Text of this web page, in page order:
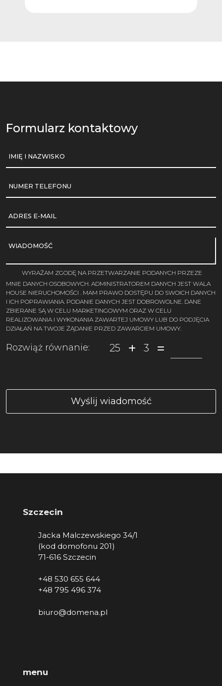
Formularz kontaktowy
IMIĘ I NAZWISKO
NUMER TELEFONU
ADRES E-MAIL
WIADOMOŚĆ
WYRAŻAM ZGODĘ NA PRZETWARZANIE PODANYCH PRZEZE
MNIE DANYCH OSOBOWYCH. ADMINISTRATOREM DANYCH JEST WALA
HOUSE NIERUCHOMOŚCI . MAM PRAWO DOSTĘPU DO SWOICH DANYCH
I ICH POPRAWIANIA. PODANIE DANYCH JEST DOBROWOLNE. DANE
ZBIERANE SĄ W CELU MARKETINGOWYM ORAZ W CELU
REALIZOWANIA I WYKONANIA ZAWARTEJ UMOWY LUB DO PODJĘCIA
DZIAŁAŃ NA TWOJE ŻĄDANIE PRZED ZAWARCIEM UMOWY.
Rozwiąż równanie: 25 3
Szczecin
Jacka Malczewskiego 34/1
(kod domofonu 201)
71-616 Szczecin
+48 530 655 644
+48 795 496 374
biuro@domena.pl
menu